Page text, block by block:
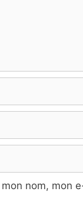
mon nom, mon